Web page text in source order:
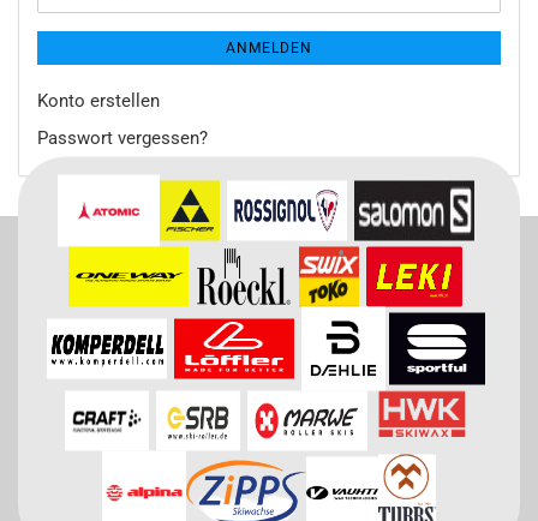
ANMELDEN
Konto erstellen
Passwort vergessen?